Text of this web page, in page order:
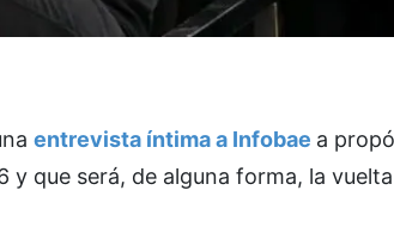
entrevista íntima a Infobae a
que será, de alguna forma, la